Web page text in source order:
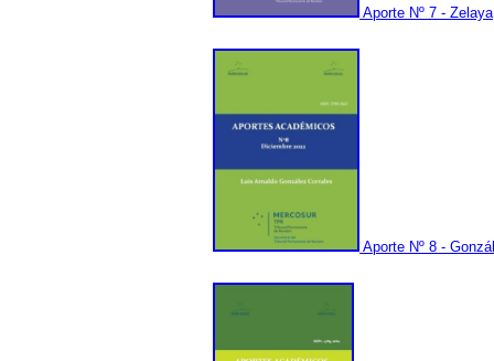
Aporte Nº 7 -
Aporte Nº 8 -